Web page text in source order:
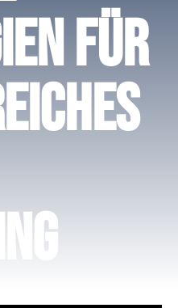
für